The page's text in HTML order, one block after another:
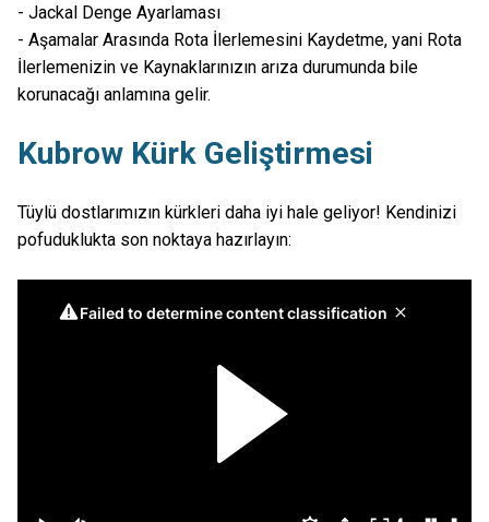
- Jackal Denge Ayarlaması
- Aşamalar Arasında Rota İlerlemesini Kaydetme, yani Rota
İlerlemenizin ve Kaynaklarınızın arıza durumunda bile
korunacağı anlamına gelir.
Kubrow Kürk Geliştirmesi
Tüylü dostlarımızın kürkleri daha iyi hale geliyor! Kendinizi
pofuduklukta son noktaya hazırlayın: